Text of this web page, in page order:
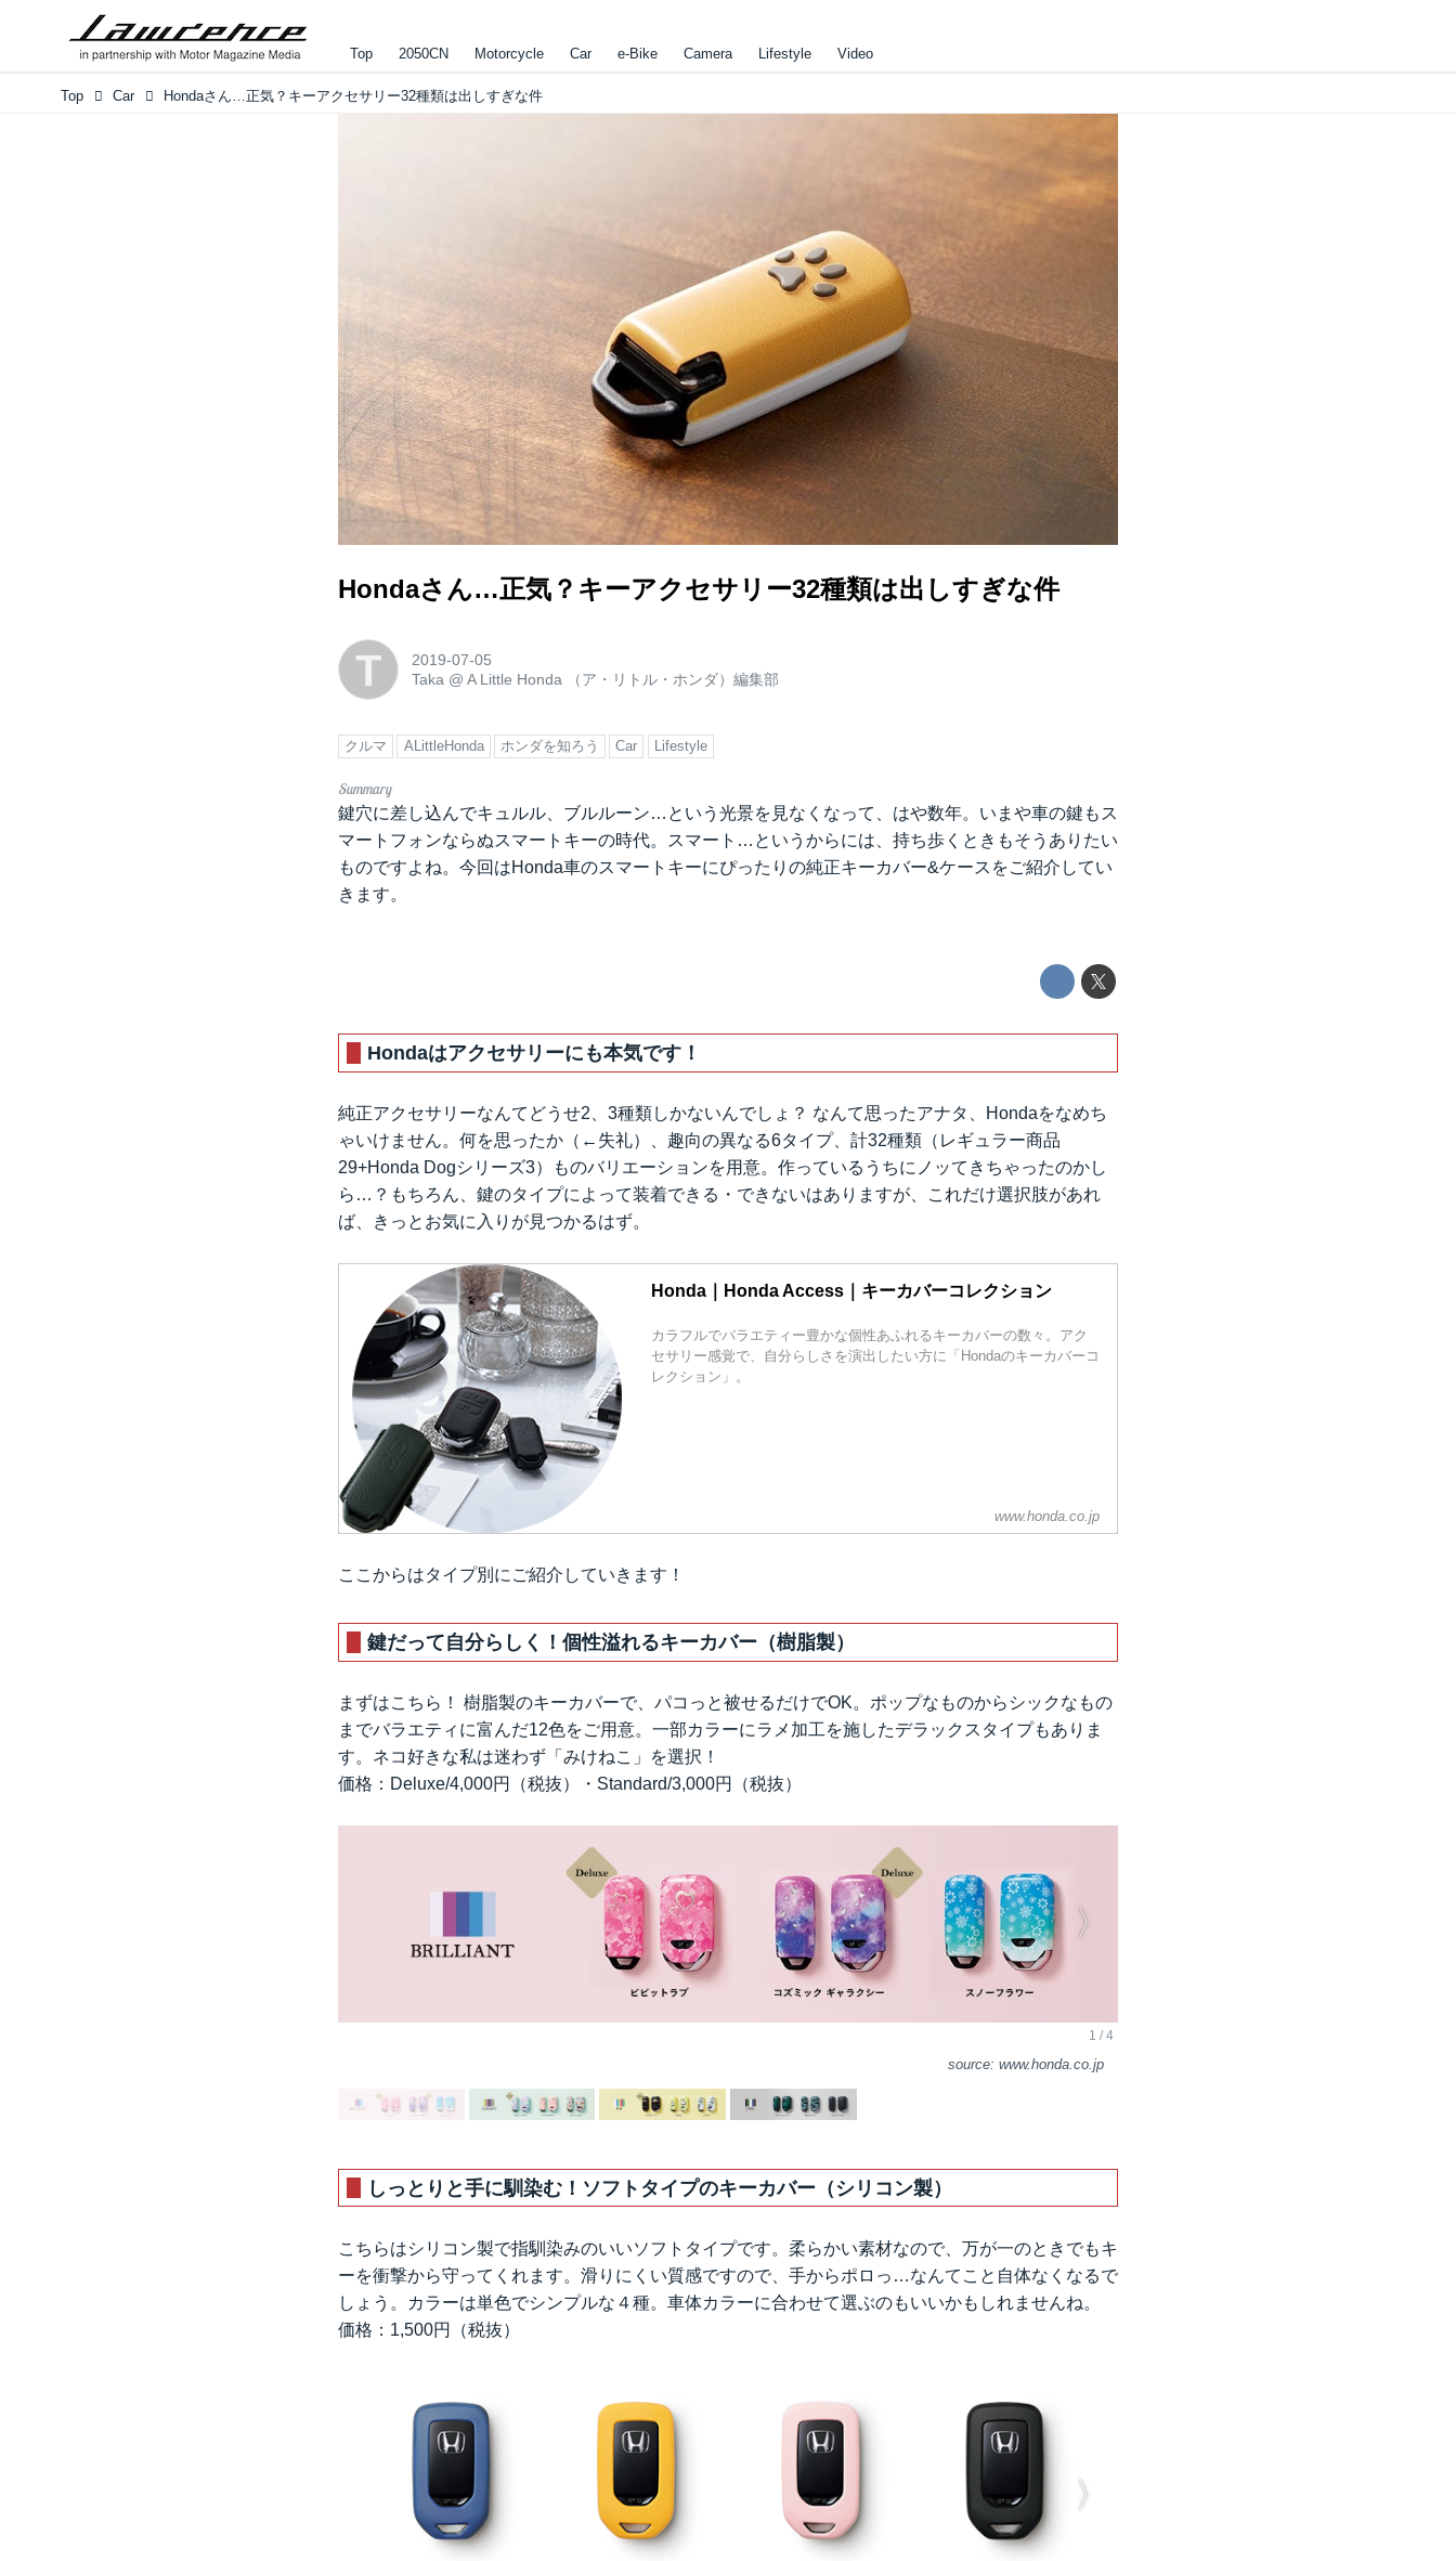
Top 2050CN Motorcycle Car e-Bike Camera Lifestyle Video
Top Car Hondaさん…正気？キーアクセサリー32種類は出しすぎな件
Hondaさん…正気？キーアクセサリー32種類は出しすぎな件
T
2019-07-05
Taka @A Little Honda （ア・リトル・ホンダ）編集部
クルマ ALittleHonda ホンダを知ろう Car Lifestyle
鍵穴に差し込んでキュルル、ブルルーン…という光景を見なくなって、はや数年。いまや車の鍵もス
マートフォンならぬスマートキーの時代。スマート…というからには、持ち歩くときもそうありたい
ものですよね。今回はHonda車のスマートキーにぴったりの純正キーカバー&ケースをご紹介してい
きます。
Hondaはアクセサリーにも本気です！
純正アクセサリーなんてどうせ2、3種類しかないんでしょ？ なんて思ったアナタ、Hondaをなめち
ゃいけません。何を思ったか（←失礼）、趣向の異なる6タイプ、計32種類（レギュラー商品
29+Honda Dogシリーズ3）ものバリエーションを用意。作っているうちにノッてきちゃったのかし
ら…？もちろん、鍵のタイプによって装着できる・できないはありますが、これだけ選択肢があれ
ば、きっとお気に入りが見つかるはず。
Honda｜Honda Access｜キーカバーコレクション
カラフルでバラエティー豊かな個性あふれるキーカバーの数々。アク
セサリー感覚で、自分らしさを演出したい方に「Hondaのキーカバーコ
レクション」。
www.honda.co.jp
ここからはタイプ別にご紹介していきます！
鍵だって自分らしく！個性溢れるキーカバー（樹脂製）
まずはこちら！ 樹脂製のキーカバーで、パコっと被せるだけでOK。ポップなものからシックなもの
までバラエティに富んだ12色をご用意。一部カラーにラメ加工を施したデラックスタイプもありま
す。ネコ好きな私は迷わず「みけねこ」を選択！
価格：Deluxe/4,000円（税抜）・Standard/3,000円（税抜）
www.honda.co.jp
しっとりと手に馴染む！ソフトタイプのキーカバー（シリコン製）
こちらはシリコン製で指馴染みのいいソフトタイプです。柔らかい素材なので、万が一のときでもキ
ーを衝撃から守ってくれます。滑りにくい質感ですので、手からポロっ…なんてこと自体なくなるで
しょう。カラーは単色でシンプルな４種。車体カラーに合わせて選ぶのもいいかもしれませんね。
価格：1,500円（税抜）